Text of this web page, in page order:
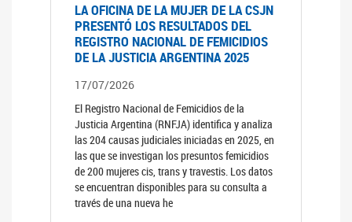
LA OFICINA DE LA MUJER DE LA CSJN
PRESENTÓ LOS RESULTADOS DEL
REGISTRO NACIONAL DE FEMICIDIOS
DE LA JUSTICIA ARGENTINA 2025
17/07/2026
El Registro Nacional de Femicidios de la
Justicia Argentina (RNFJA) identifica y analiza
las 204 causas judiciales iniciadas en 2025, en
las que se investigan los presuntos femicidios
de 200 mujeres cis, trans y travestis. Los datos
se encuentran disponibles para su consulta a
través de una nueva he